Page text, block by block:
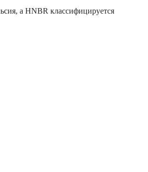
а HNBR классифицируется